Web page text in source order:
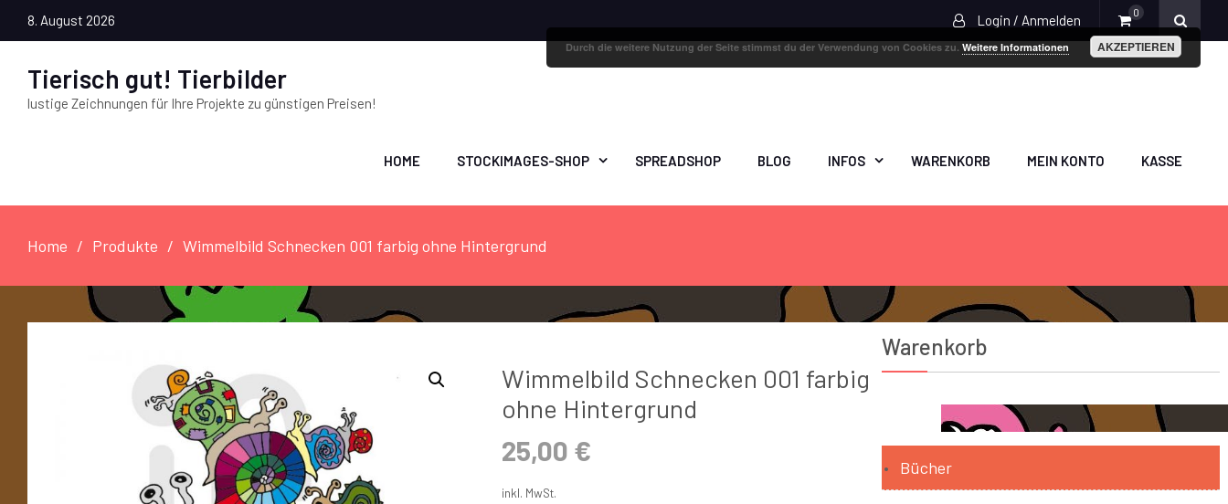
8. August 2026 Login / Anmelden 0
Tierisch gut! Tierbilder
lustige Zeichnungen für Ihre Projekte zu günstigen Preisen!
HOME STOCKIMAGES-SHOP SPREADSHOP BLOG INFOS WARENKORB MEIN KONTO KASSE
Home Produkte Wimmelbild Schnecken 001 farbig ohne Hintergrund
Wimmelbild Schnecken 001 farbig
ohne Hintergrund
25,00 €
inkl. MwSt.
Warenkorb
Bücher
Durch die weitere Nutzung der Seite stimmst du der Verwendung von Cookies zu. Weitere Informationen AKZEPTIEREN